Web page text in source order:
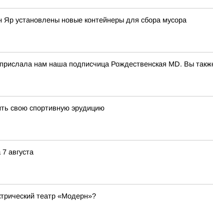
установлены новые контейнеры для сбора мусора
нам наша подписчица Рождественская MD. Вы
свою спортивную эрудицию
августа
театр «Модерн»?